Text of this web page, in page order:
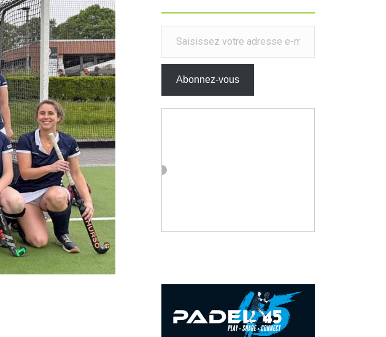
Saisissez votre adresse e-mail…
Abonnez-vous